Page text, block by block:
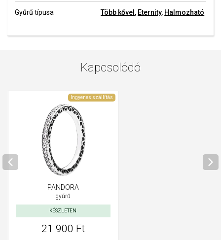
Gyűrű típusa Több kővel , Eternity, Halmozható
Kapcsolódó
Ingyenes szállítás
PANDORA
gyűrű
KÉSZLETEN
21 900 Ft